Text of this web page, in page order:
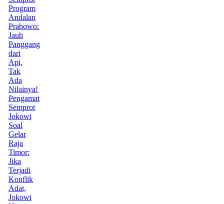
Program
Andalan
Prabowo:
Jauh
Panggang
dari
Api,
Tak
Ada
Nilainya!
Pengamat
Semprot
Jokowi
Soal
Gelar
Raja
Timor:
Jika
Terjadi
Konflik
Adat,
Jokowi